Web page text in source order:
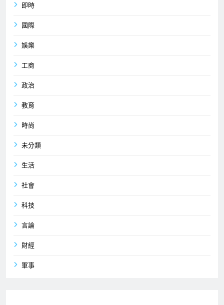
即時
國際
娛樂
工商
政治
教育
時尚
未分類
生活
社會
科技
言論
財經
軍事